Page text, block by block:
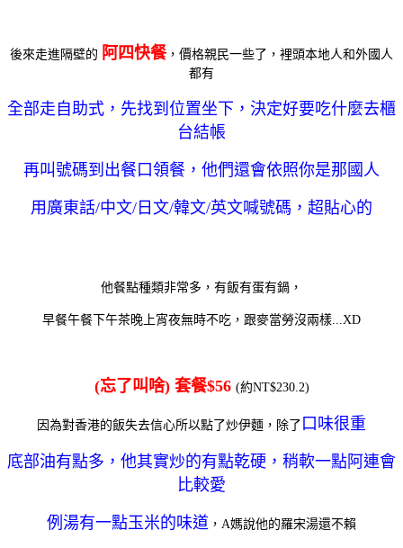
後來走進隔壁的 阿四快餐，價格親民一些了，裡頭本地人和外國人
都有
全部走自助式，先找到位置坐下，決定好要吃什麼去櫃
台結帳
再叫號碼到出餐口領餐，他們還會依照你是那國人
用廣東話/中文/日文/韓文/英文喊號碼，超貼心的
他餐點種類非常多，有飯有蛋有鍋，
早餐午餐下午茶晚上宵夜無時不吃，跟麥當勞沒兩樣...XD
(忘了叫啥) 套餐$56 (約NT$230.2)
因為對香港的飯失去信心所以點了炒伊麵，除了 口味很重
底部油有點多，他其實炒的有點乾硬，稍軟一點阿連會
比較愛
例湯有一點玉米的味道 ，A媽說他的羅宋湯還不賴